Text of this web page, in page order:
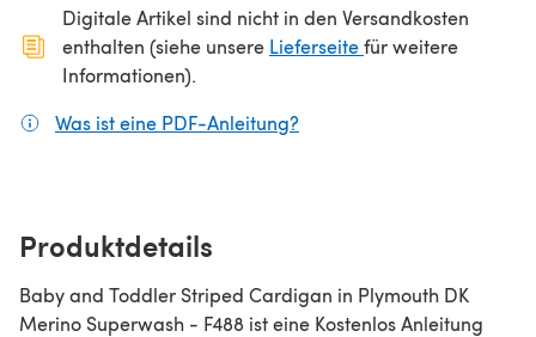
Digitale Artikel sind nicht in den Versandkosten
enthalten (siehe unsere Lieferseite(öffnet sich in
für weitere
Informationen).
Was ist eine PDF-Anleitung?
Produktdetails
Baby and Toddler Striped Cardigan in Plymouth DK
Merino Superwash - F488 ist eine Kostenlos Anleitung